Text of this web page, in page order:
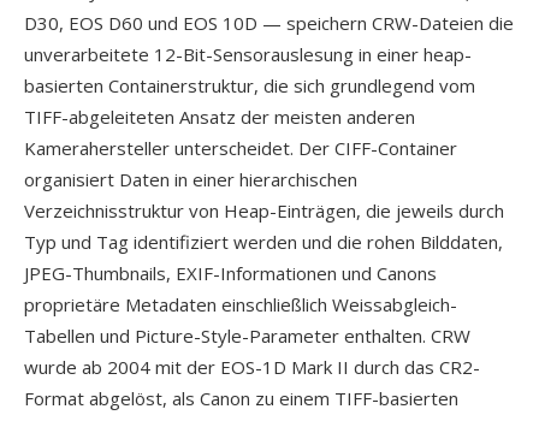
D30, EOS D60 und EOS 10D — speichern CRW-Dateien die
unverarbeitete 12-Bit-Sensorauslesung in einer heap-
basierten Containerstruktur, die sich grundlegend vom
TIFF-abgeleiteten Ansatz der meisten anderen
Kamerahersteller unterscheidet. Der CIFF-Container
organisiert Daten in einer hierarchischen
Verzeichnisstruktur von Heap-Einträgen, die jeweils durch
Typ und Tag identifiziert werden und die rohen Bilddaten,
JPEG-Thumbnails, EXIF-Informationen und Canons
proprietäre Metadaten einschließlich Weissabgleich-
Tabellen und Picture-Style-Parameter enthalten. CRW
wurde ab 2004 mit der EOS-1D Mark II durch das CR2-
Format abgelöst, als Canon zu einem TIFF-basierten